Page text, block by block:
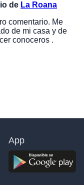
de La Roana
comentario. Me
de mi casa y de
conoceros .
App